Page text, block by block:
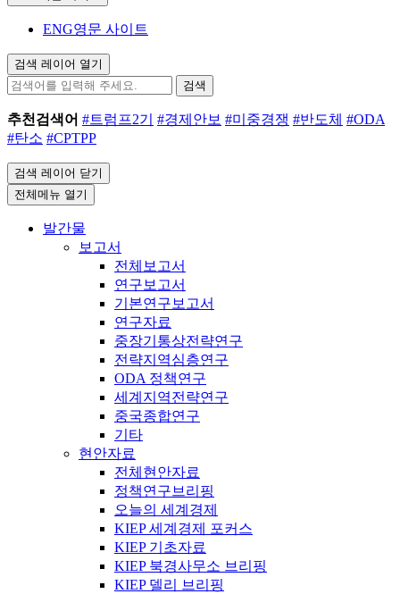
ENG영문 사이트
검색 레이어 열기
검색
추천검색어 #트럼프2기 #경제안보 #미중경쟁 #반도체 #ODA
#탄소 #CPTPP
검색 레이어 닫기
전체메뉴 열기
발간물
보고서
전체보고서
연구보고서
기본연구보고서
연구자료
중장기통상전략연구
전략지역심층연구
ODA 정책연구
세계지역전략연구
중국종합연구
기타
현안자료
전체현안자료
정책연구브리핑
오늘의 세계경제
KIEP 세계경제 포커스
KIEP 기초자료
KIEP 북경사무소 브리핑
KIEP 델리 브리핑